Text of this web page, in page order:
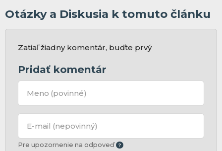
Otázky a Diskusia k tomuto článku
Zatiaľ žiadny komentár, buďte prvý
Pridať komentár
Meno (povinné)
E-mail (nepovinný)
Pre upozornenie na odpoveď